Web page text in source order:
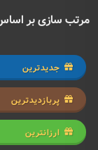
مرتب سازی بر
جدیدترین
پربازدیدترین
ارزانترین